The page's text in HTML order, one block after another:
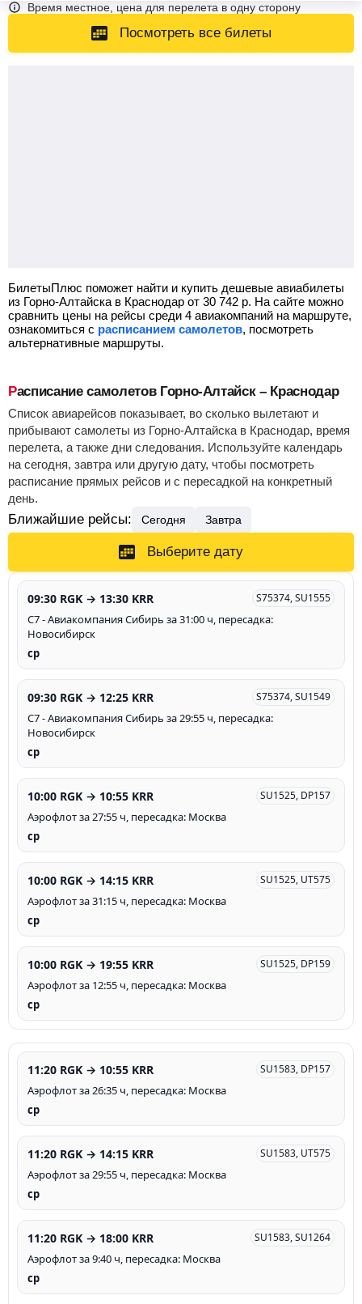
Время местное, цена для перелета в одну сторону
Посмотреть все билеты
БилетыПлюс поможет найти и купить дешевые авиабилеты
из Горно-Алтайска в Краснодар от 30 742 р. На сайте можно
сравнить цены на рейсы среди 4 авиакомпаний на маршруте,
ознакомиться с расписанием самолетов, посмотреть
альтернативные маршруты.
Расписание самолетов Горно-Алтайск – Краснодар
Список авиарейсов показывает, во сколько вылетают и
прибывают самолеты из Горно-Алтайска в Краснодар, время
перелета, а также дни следования. Используйте календарь
на сегодня, завтра или другую дату, чтобы посмотреть
расписание прямых рейсов и с пересадкой на конкретный
день.
Ближайшие рейсы: Сегодня Завтра
Выберите дату
09:30 RGK → 13:30 KRR S75374, SU1555
С7 - Авиакомпания Сибирь за 31:00 ч, пересадка:
Новосибирск
ср
09:30 RGK → 12:25 KRR S75374, SU1549
С7 - Авиакомпания Сибирь за 29:55 ч, пересадка:
Новосибирск
ср
10:00 RGK → 10:55 KRR SU1525, DP157
Аэрофлот за 27:55 ч, пересадка: Москва
ср
10:00 RGK → 14:15 KRR SU1525, UT575
Аэрофлот за 31:15 ч, пересадка: Москва
ср
10:00 RGK → 19:55 KRR SU1525, DP159
Аэрофлот за 12:55 ч, пересадка: Москва
ср
11:20 RGK → 10:55 KRR SU1583, DP157
Аэрофлот за 26:35 ч, пересадка: Москва
ср
11:20 RGK → 14:15 KRR SU1583, UT575
Аэрофлот за 29:55 ч, пересадка: Москва
ср
11:20 RGK → 18:00 KRR SU1583, SU1264
Аэрофлот за 9:40 ч, пересадка: Москва
ср